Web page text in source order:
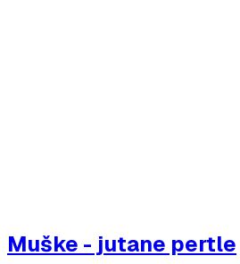
Muške - jutane pertle